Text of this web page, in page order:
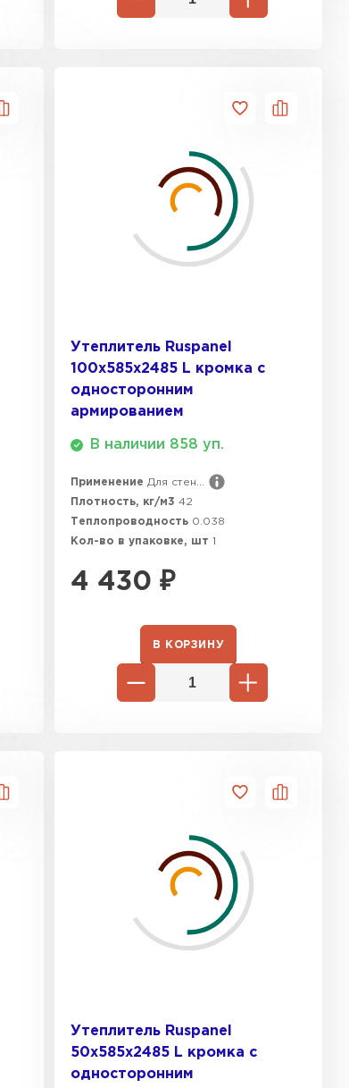
Утеплитель Ruspanel
100х585х2485 L кромка с
односторонним
армированием
В наличии 858 уп.
Применение Для стен...
Плотность, кг/м3 42
Теплопроводность 0.038
Кол-во в упаковке, шт 1
4 430 ₽
В КОРЗИНУ
Утеплитель Ruspanel
50х585х2485 L кромка с
односторонним